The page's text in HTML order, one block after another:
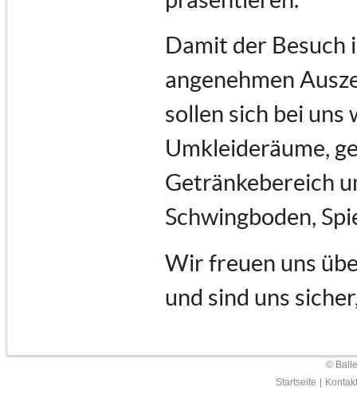
Damit der Besuch
angenehmen
sollen sich bei
Umkleideräume,
Getränkebereich
Schwingboden,
Wir freuen uns
und sind uns
©
Startseite
Kontakt